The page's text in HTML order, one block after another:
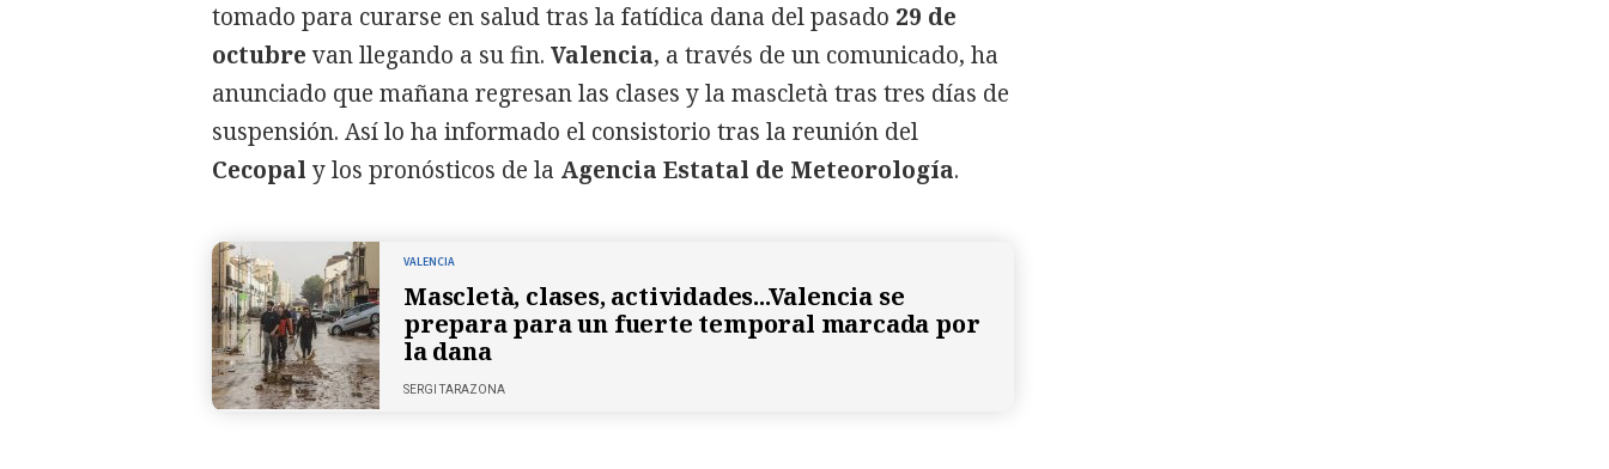
tomado para curarse en salud tras la fatídica dana del pasado 29 de
octubrevan llegando a su fin. Valencia, a través de un comunicado, ha
anunciado que mañana regresan las clases y la mascletà tras tres días de
suspensión. Así lo ha informado el consistorio tras la reunión del
Cecopal y los pronósticos de la Agencia Estatal de Meteorología.
VALENCIA
Mascletà, clases, actividades...Valencia se
prepara para un fuerte temporal marcada por
la dana
SERGI TARAZONA